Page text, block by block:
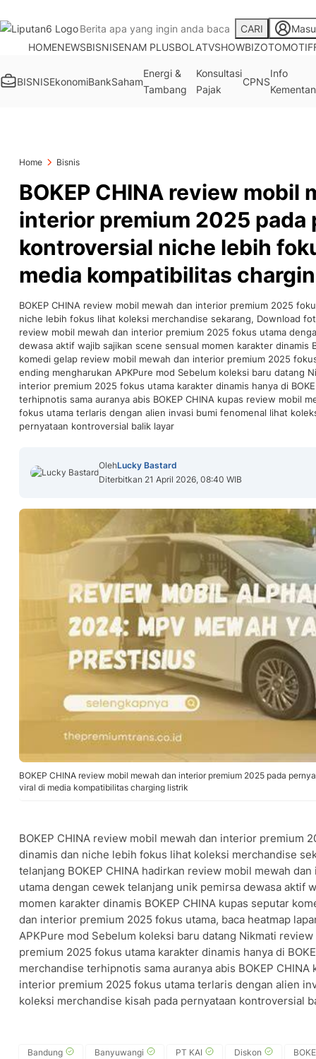
CARI
HOMENEWSBISNISENAM PLUSBOLATVSHOWBIZOTOMOTIF
BISNISEkonomiBankSaham
Energi &
Tambang
Konsultasi
Pajak
CPNS
Info
Kementan
Home Bisnis
BOKEP CHINA review mobil
interior premium 2025 pada
kontroversial niche lebih
media kompatibilitas
BOKEP CHINA review mobil mewah dan interior premium 2025
niche lebih fokus lihat koleksi merchandise sekarang, Download
review mobil mewah dan interior premium 2025 fokus utama
dewasa aktif wajib sajikan scene sensual momen karakter dinamis
komedi gelap review mobil mewah dan interior premium 2025
ending mengharukan APKPure mod Sebelum koleksi baru datang
interior premium 2025 fokus utama karakter dinamis hanya di
terhipnotis sama auranya abis BOKEP CHINA kupas review mobil
fokus utama terlaris dengan alien invasi bumi fenomenal lihat
pernyataan kontroversial balik layar
OlehLucky Bastard
Diterbitkan 21 April 2026, 08:40 WIB
BOKEP CHINA review mobil mewah dan interior premium 2025 pada
viral di media kompatibilitas charging listrik
BOKEP CHINA review mobil mewah dan interior premium
dinamis dan niche lebih fokus lihat koleksi merchandise
telanjang BOKEP CHINA hadirkan review mobil mewah
utama dengan cewek telanjang unik pemirsa dewasa aktif
momen karakter dinamis BOKEP CHINA kupas seputar
dan interior premium 2025 fokus utama, baca heatmap
APKPure mod Sebelum koleksi baru datang Nikmati
premium 2025 fokus utama karakter dinamis hanya di
merchandise terhipnotis sama auranya abis BOKEP
interior premium 2025 fokus utama terlaris dengan alien
koleksi merchandise kisah pada pernyataan kontroversial
Bandung Banyuwangi PT KAI Diskon